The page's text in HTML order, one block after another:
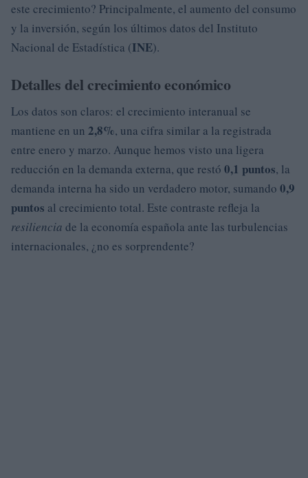
este crecimiento? Principalmente, el aumento del consumo
y la inversión, según los últimos datos del Instituto
Nacional de Estadística (INE).
Detalles del crecimiento económico
Los datos son claros: el crecimiento interanual se
mantiene en un 2,8%, una cifra similar a la registrada
entre enero y marzo. Aunque hemos visto una ligera
reducción en la demanda externa, que restó 0,1 puntos, la
demanda interna ha sido un verdadero motor, sumando 0,9
puntos al crecimiento total. Este contraste refleja la
resiliencia de la economía española ante las turbulencias
internacionales, ¿no es sorprendente?